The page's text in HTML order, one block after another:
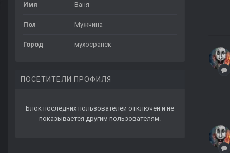
Имя Ваня
Пол Мужчина
Город мухосранск
ПОСЕТИТЕЛИ ПРОФИЛЯ
Блок последних пользователей отключён и не
показывается другим пользователям.